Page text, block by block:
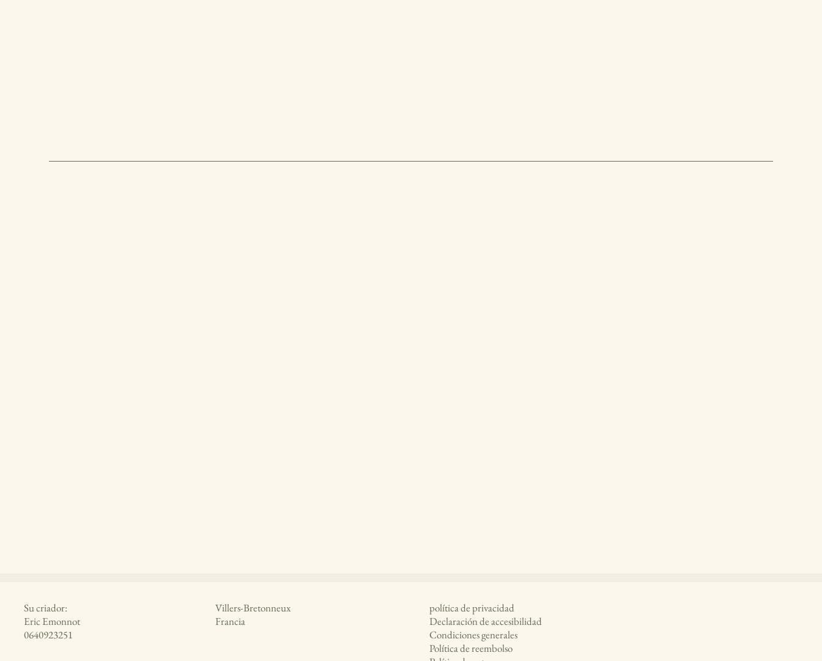
Su criador:
Eric Emonnot
0640923251
Villers-Bretonneux
Francia
política de privacidad
Declaración de accesibilidad
Condiciones generales
Política de reembolso